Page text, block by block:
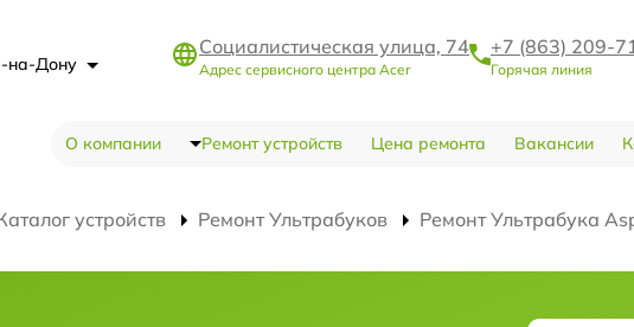
на-Дону
Социалистическая улица, 74
Адрес сервисного центра Acer
+7 (863) 209-
Горячая линия
О компании Ремонт устройств Цена ремонта Вакансии
устройств Ремонт Ультрабуков Ремонт Ультрабука